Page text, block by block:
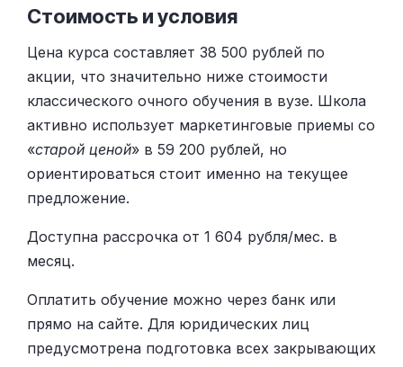
Стоимость и условия
Цена курса составляет 38 500 рублей по
акции, что значительно ниже стоимости
классического очного обучения в вузе. Школа
активно использует маркетинговые приемы со
«старой ценой» в 59 200 рублей, но
ориентироваться стоит именно на текущее
предложение.
Доступна рассрочка от 1 604 рубля/мес. в
месяц.
Оплатить обучение можно через банк или
прямо на сайте. Для юридических лиц
предусмотрена подготовка всех закрывающих